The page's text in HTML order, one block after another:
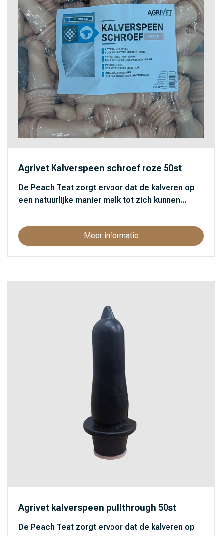
Agrivet Kalverspeen schroef roze 50st
De Peach Teat zorgt ervoor dat de kalveren op
een natuurlijke manier melk tot zich kunnen...
Meer informatie
Agrivet kalverspeen pullthrough 50st
De Peach Teat zorgt ervoor dat de kalveren op